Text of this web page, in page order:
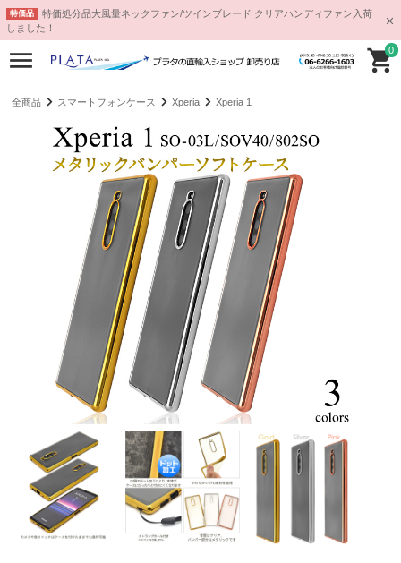
特価品
特価処分品大風量ネックファン/ツインブレード クリアハンディファン入荷
しました！
0
全商品 スマートフォンケース Xperia Xperia 1